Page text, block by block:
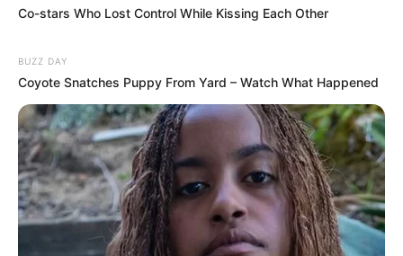
Co-stars Who Lost Control While Kissing Each Other
BUZZ DAY
Coyote Snatches Puppy From Yard – Watch What Happened